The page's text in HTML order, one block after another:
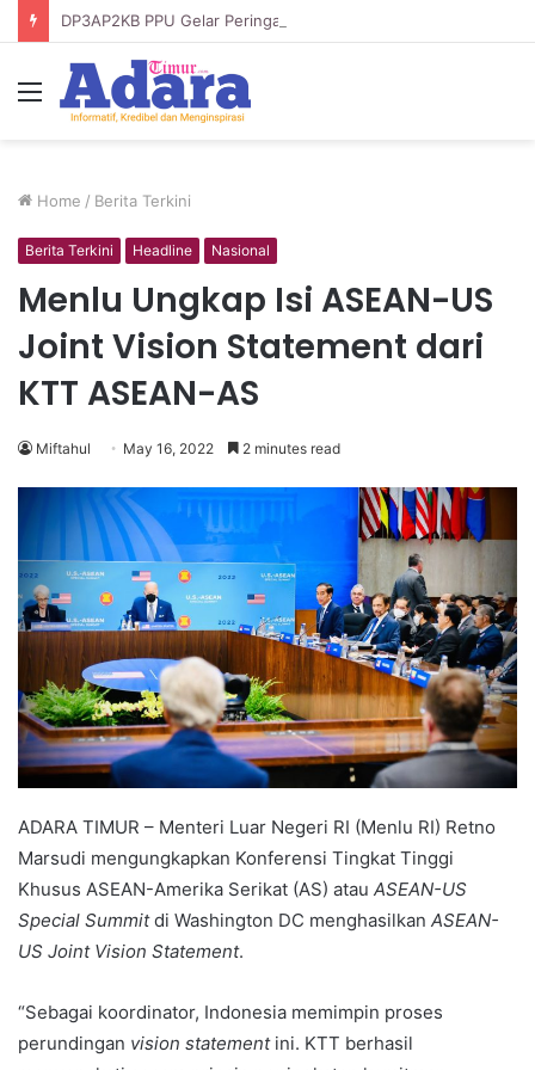
Menu
Home / Berita Terkini
Berita Terkini Headline Nasional
Menlu Ungkap Isi ASEAN-US
Joint Vision Statement dari
KTT ASEAN-AS
Miftahul May 16, 2022 2 minutes read
ADARA TIMUR – Menteri Luar Negeri RI (Menlu RI) Retno
Marsudi mengungkapkan Konferensi Tingkat Tinggi
Khusus ASEAN-Amerika Serikat (AS) atau ASEAN-US
Special Summitdi Washington DC menghasilkan ASEAN-
US Joint Vision Statement.
“Sebagai koordinator, Indonesia memimpin proses
perundingan vision statement ini. KTT berhasil